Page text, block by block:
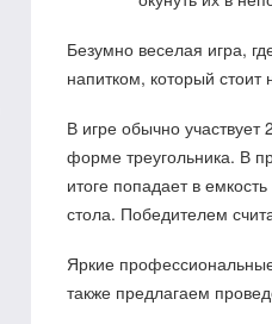
Безумно веселая игра,
напитком, который стоит
В игре обычно
форме треугольника. В
итоге попадает в
стола. Победителем
Яркие
также предлагаем